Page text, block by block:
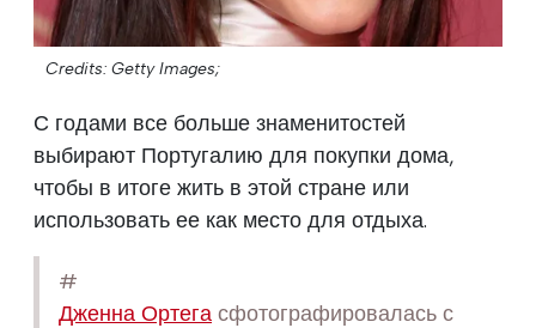
Credits: Getty Images;
С годами все больше знаменитостей
выбирают Португалию для покупки дома,
чтобы в итоге жить в этой стране или
использовать ее как место для отдыха.
#
Дженна Ортега сфотографировалась с